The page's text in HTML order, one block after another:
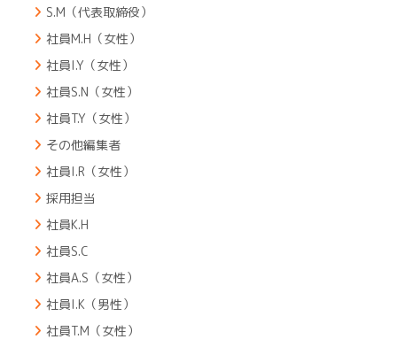
S.M（代表取締役）
社員M.H（女性）
社員I.Y（女性）
社員S.N（女性）
社員T.Y（女性）
その他編集者
社員I.R（女性）
採用担当
社員K.H
社員S.C
社員A.S（女性）
社員I.K（男性）
社員T.M（女性）